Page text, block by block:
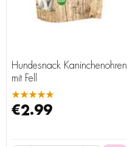
Hundesnack Kaninchenohren
mit Fell
★★★★★
€2.99